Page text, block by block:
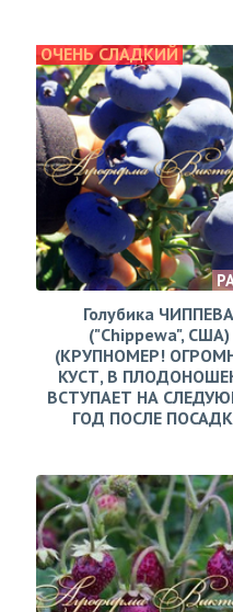
ОЧЕНЬ СЛАДКИЙ
Голубика ЧИППЕВА
("Chippewa", США)
(КРУПНОМЕР!
КУСТ, В
ВСТУПАЕТ НА
ГОД ПОСЛЕ